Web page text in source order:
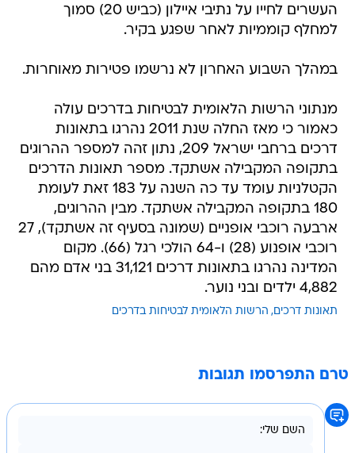
העשרים לחייו על נתיבי איילון (כביש 20) סמוך
למחלף קוממיות לאחר שפגע בקיר.
במהלך השבוע האחרון לא נרשמו פטירות מאוחרות.
מנתוני הרשות הלאומית לבטיחות בדרכים עולה
כאמור כי מאז החלה שנת 2011 נהרגו בתאונות
דרכים ברחבי ישראל 209, נתון זהה למספר ההרוגים
בתקופה המקבילה אשתקד. מספר תאונות הדרכים
הקטלניות עומד עד כה השנה על 183 זאת לעומת
180 בתקופה המקבילה אשתקד. מבין ההרוגים,
ארבעה רוכבי אופניים (שמונה בסעיף זה אשתקד), 27
רוכבי אופנוע (28) ו-64 הולכי רגל (66). מקום
המדינה נהרגו בתאונות דרכים 31,121 בני אדם מהם
4,882 ילדים ובני נוער.
תאונות דרכים הרשות הלאומית לבטיחות בדרכים
טרם התפרסמו תגובות